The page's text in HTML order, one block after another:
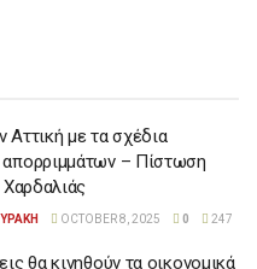
με τα σχέδια
– Πίστωση
OCTOBER 8, 2025 0 247
θα κινηθούν τα οικονομικά